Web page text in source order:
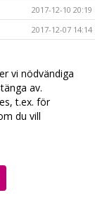
2017-12-10 20:19
2017-12-07 14:14
2017-12-04 22:48
2017-12-04 10:28
2017-12-01 22:42
vi nödvändiga
av.
t.ex. för
du vill